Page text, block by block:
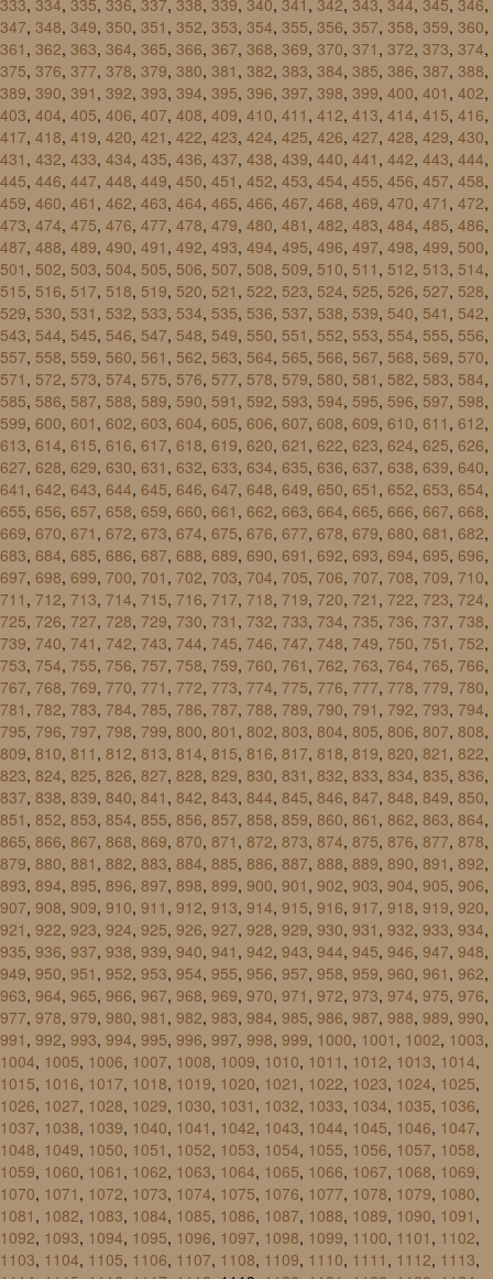
333, 334, 335, 336, 337, 338, 339, 340, 341 , 342, 343, 344, 345, 346,
347, 348, 349, 350, 351 , 352, 353, 354, 355, 356, 357, 358, 359, 360,
361 , 362, 363, 364, 365, 366, 367, 368, 369, 370, 371 , 372, 373, 374,
375, 376, 377, 378, 379, 380, 381 , 382, 383, 384, 385, 386, 387, 388,
389, 390, 391 , 392, 393, 394, 395, 396, 397, 398, 399, 400, 401 , 402,
403, 404, 405, 406, 407, 408, 409, 410, 411 , 412, 413, 414, 415, 416,
417, 418, 419, 420, 421 , 422, 423, 424, 425, 426, 427, 428, 429, 430,
431 , 432, 433, 434, 435, 436, 437, 438, 439, 440, 441 , 442, 443, 444,
445, 446, 447, 448, 449, 450, 451 , 452, 453, 454, 455, 456, 457, 458,
459, 460, 461 , 462, 463, 464, 465, 466, 467, 468, 469, 470, 471 , 472,
473, 474, 475, 476, 477, 478, 479, 480, 481 , 482, 483, 484, 485, 486,
487, 488, 489, 490, 491 , 492, 493, 494, 495, 496, 497, 498, 499, 500,
501 , 502, 503, 504, 505, 506, 507, 508, 509, 510, 511 , 512, 513, 514,
515, 516, 517, 518, 519, 520, 521 , 522, 523, 524, 525, 526, 527, 528,
529, 530, 531 , 532, 533, 534, 535, 536, 537, 538, 539, 540, 541 , 542,
543, 544, 545, 546, 547, 548, 549, 550, 551 , 552, 553, 554, 555, 556,
557, 558, 559, 560, 561 , 562, 563, 564, 565, 566, 567, 568, 569, 570,
571 , 572, 573, 574, 575, 576, 577, 578, 579, 580, 581 , 582, 583, 584,
585, 586, 587, 588, 589, 590, 591 , 592, 593, 594, 595, 596, 597, 598,
599, 600, 601 , 602, 603, 604, 605, 606, 607, 608, 609, 610, 611 , 612,
613, 614, 615, 616, 617, 618, 619, 620, 621 , 622, 623, 624, 625, 626,
627, 628, 629, 630, 631 , 632, 633, 634, 635, 636, 637, 638, 639, 640,
641 , 642, 643, 644, 645, 646, 647, 648, 649, 650, 651 , 652, 653, 654,
655, 656, 657, 658, 659, 660, 661 , 662, 663, 664, 665, 666, 667, 668,
669, 670, 671 , 672, 673, 674, 675, 676, 677, 678, 679, 680, 681 , 682,
683, 684, 685, 686, 687, 688, 689, 690, 691 , 692, 693, 694, 695, 696,
697, 698, 699, 700, 701 , 702, 703, 704, 705, 706, 707, 708, 709, 710,
711 , 712, 713, 714, 715, 716, 717, 718, 719, 720, 721 , 722, 723, 724,
725, 726, 727, 728, 729, 730, 731 , 732, 733, 734, 735, 736, 737, 738,
739, 740, 741 , 742, 743, 744, 745, 746, 747, 748, 749, 750, 751 , 752,
753, 754, 755, 756, 757, 758, 759, 760, 761 , 762, 763, 764, 765, 766,
767, 768, 769, 770, 771 , 772, 773, 774, 775, 776, 777, 778, 779, 780,
781 , 782, 783, 784, 785, 786, 787, 788, 789, 790, 791 , 792, 793, 794,
795, 796, 797, 798, 799, 800, 801 , 802, 803, 804, 805, 806, 807, 808,
809, 810, 811 , 812, 813, 814, 815, 816, 817, 818, 819, 820, 821 , 822,
823, 824, 825, 826, 827, 828, 829, 830, 831 , 832, 833, 834, 835, 836,
837, 838, 839, 840, 841 , 842, 843, 844, 845, 846, 847, 848, 849, 850,
851 , 852, 853, 854, 855, 856, 857, 858, 859, 860, 861 , 862, 863, 864,
865, 866, 867, 868, 869, 870, 871 , 872, 873, 874, 875, 876, 877, 878,
879, 880, 881 , 882, 883, 884, 885, 886, 887, 888, 889, 890, 891 , 892,
893, 894, 895, 896, 897, 898, 899, 900, 901 , 902, 903, 904, 905, 906,
907, 908, 909, 910, 911 , 912, 913, 914, 915, 916, 917, 918, 919, 920,
921 , 922, 923, 924, 925, 926, 927, 928, 929, 930, 931 , 932, 933, 934,
935, 936, 937, 938, 939, 940, 941 , 942, 943, 944, 945, 946, 947, 948,
949, 950, 951 , 952, 953, 954, 955, 956, 957, 958, 959, 960, 961 , 962,
963, 964, 965, 966, 967, 968, 969, 970, 971 , 972, 973, 974, 975, 976,
977, 978, 979, 980, 981 , 982, 983, 984, 985, 986, 987, 988, 989, 990,
991 , 992, 993, 994, 995, 996, 997, 998, 999, 1000, 1001 , 1002, 1003,
1004, 1005, 1006, 1007, 1008, 1009, 1010, 1011 , 1012, 1013, 1014,
1015, 1016, 1017, 1018, 1019, 1020, 1021 , 1022, 1023, 1024, 1025,
1026, 1027, 1028, 1029, 1030, 1031 , 1032, 1033, 1034, 1035, 1036,
1037, 1038, 1039, 1040, 1041 , 1042, 1043, 1044, 1045, 1046, 1047,
1048, 1049, 1050, 1051 , 1052, 1053, 1054, 1055, 1056, 1057, 1058,
1059, 1060, 1061 , 1062, 1063, 1064, 1065, 1066, 1067, 1068, 1069,
1070, 1071 , 1072, 1073, 1074, 1075, 1076, 1077, 1078, 1079, 1080,
1081 , 1082, 1083, 1084, 1085, 1086, 1087, 1088, 1089, 1090, 1091 ,
1092, 1093, 1094, 1095, 1096, 1097, 1098, 1099, 1100, 1101 , 1102,
1103, 1104, 1105, 1106, 1107, 1108, 1109, 1110, 1111 , 1112, 1113,